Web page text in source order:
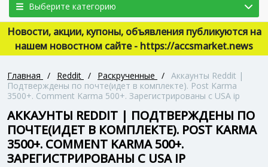
Выберите категорию
Новости, акции, купоны, объявления публикуются на
нашем новостном сайте - https://accsmarket.news
Главная / Reddit / Раскрученные / Аккаунты Reddit |
Подтверждены по почте(идет в комплекте). Post Karma
3500+. Comment Karma 500+. Зарегистрированы с USA ip
АККАУНТЫ REDDIT | ПОДТВЕРЖДЕНЫ ПО
ПОЧТЕ(ИДЕТ В КОМПЛЕКТЕ). POST KARMA
3500+. COMMENT KARMA 500+.
ЗАРЕГИСТРИРОВАНЫ С USA IP